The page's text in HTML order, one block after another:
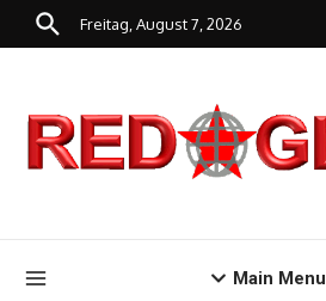
Zum Inhalt springen
Freitag, August 7, 2026
Main Menu